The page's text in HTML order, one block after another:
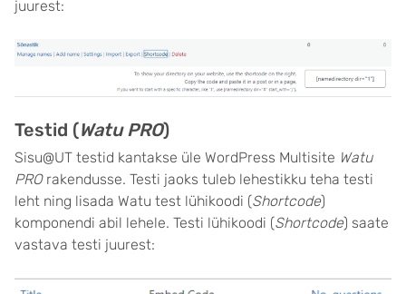
juurest:
Testid (Watu PRO)
Sisu@UT testid kantakse üle WordPress Multisite Watu
PROrakendusse. Testi jaoks tuleb lehestikku teha testi
leht ning lisada Watu test lühikoodi (Shortcode)
komponendi abil lehele. Testi lühikoodi (Shortcode) saate
vastava testi juurest: